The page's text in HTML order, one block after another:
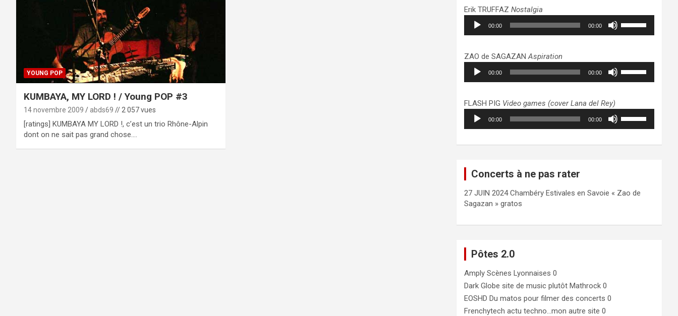
YOUNG POP
KUMBAYA, MY LORD ! / Young POP #3
14 novembre 2009 abds69 // 2 057 vues
[ratings] KUMBAYA MY LORD !, c’est un trio Rhône-Alpin
dont on ne sait pas grand chose.…
pour
augmenter
ou
volume.
Erik TRUFFAZNostalgia
Lecteur
audio
00:00 00:00
pour
augmenter
ou
volume.
ZAO de SAGAZANAspiration
Lecteur
audio
00:00 00:00
pour
augmenter
ou
FLASH PIG Video games (cover Lana del Rey)
Lecteur
audio
00:00 00:00
haut/bas
le
Concerts à ne pas rater
27 JUIN 2024 Chambéry Estivales en Savoie « Zao de
Sagazan » gratos
Pôtes 2.0
Amply Scènes Lyonnaises 0
Dark Globe site de music plutôt Mathrock 0
EOSHD Du matos pour filmer des concerts 0
Frenchytech actu techno…mon autre site 0